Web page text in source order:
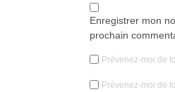
Enregistrer mon
prochain
Prévenez-moi de
Prévenez-moi de